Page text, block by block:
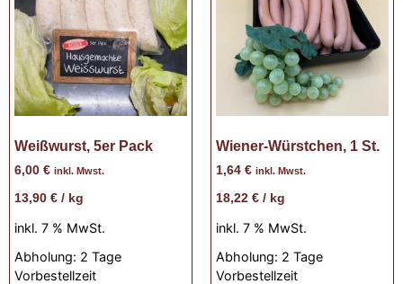
Weißwurst, 5er Pack
6,00 € inkl. Mwst.
13,90 € / kg
inkl. 7 % MwSt.
Abholung: 2 Tage
Vorbestellzeit
Wiener-Würstchen, 1 St.
1,64 € inkl. Mwst.
18,22 € / kg
inkl. 7 % MwSt.
Abholung: 2 Tage
Vorbestellzeit